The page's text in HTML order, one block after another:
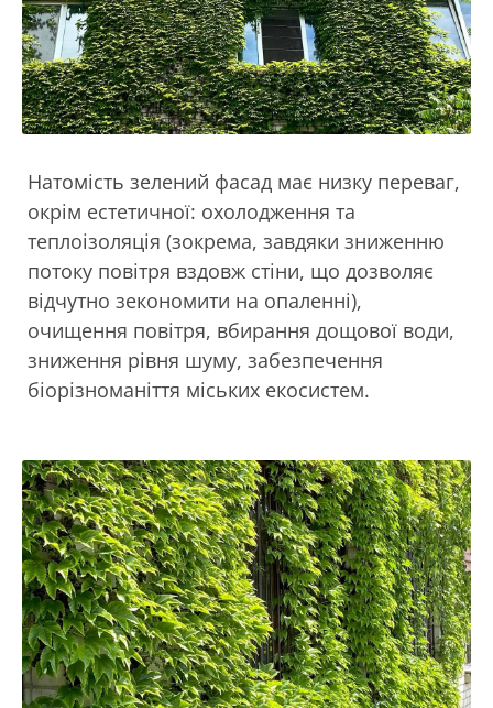
Натомість зелений фасад має низку переваг,
окрім естетичної: охолодження та
теплоізоляція (зокрема, завдяки зниженню
потоку повітря вздовж стіни, що дозволяє
відчутно зекономити на опаленні),
очищення повітря, вбирання дощової води,
зниження рівня шуму, забезпечення
біорізноманіття міських екосистем.